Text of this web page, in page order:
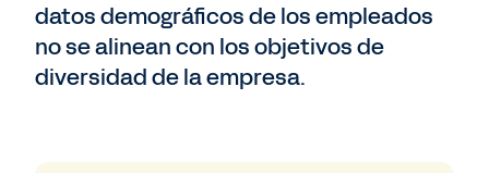
datos demográficos de los empleados
no se alinean con los objetivos de
diversidad de la empresa.